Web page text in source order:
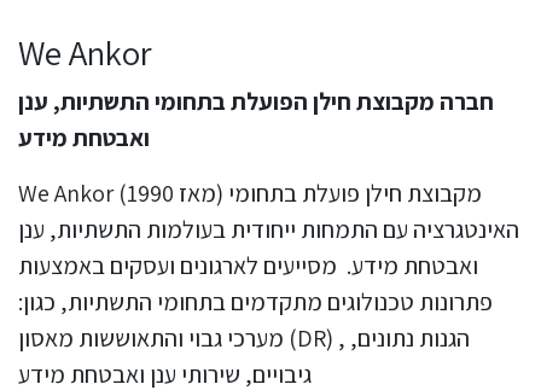
We Ankor
חברה מקבוצת חילן הפועלת בתחומי התשתיות, ענן
ואבטחת מידע
We Ankor (מאז 1990) מקבוצת חילן פועלת בתחומי
האינטגרציה עם התמחות ייחודית בעולמות התשתיות, ענן
ואבטחת מידע. מסייעים לארגונים ועסקים באמצעות
פתרונות טכנולוגים מתקדמים בתחומי התשתיות, כגון:
מערכי גבוי והתאוששות מאסון (DR) , הגנות נתונים,
גיבויים, שירותי ענן ואבטחת מידע